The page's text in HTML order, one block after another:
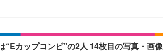
“Eカップコンビ”の2人 14枚目の写真・画像